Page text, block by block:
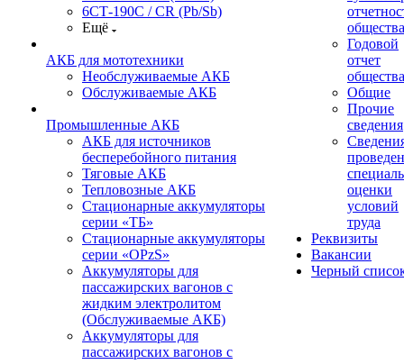
6СТ-190С / CR (Pb/Sb)
Ещё
АКБ для мототехники
Необслуживаемые АКБ
Обслуживаемые АКБ
Промышленные АКБ
АКБ для источников
бесперебойного питания
Тяговые АКБ
Тепловозные АКБ
Стационарные аккумуляторы
серии «ТБ»
Стационарные аккумуляторы
серии «OPzS»
Аккумуляторы для
пассажирских вагонов с
жидким электролитом
(Обслуживаемые АКБ)
Аккумуляторы для
пассажирских вагонов с
общества
Годовой
отчет
общества
Общие
Прочие
сведения
оценки
условий
труда
Реквизиты
Вакансии
Черный